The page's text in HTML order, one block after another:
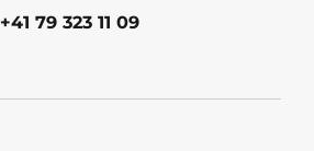
+41 79 323 11 09